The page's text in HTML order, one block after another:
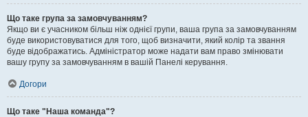
Що таке група за замовчуванням?
Якщо ви є учасником більш ніж однієї групи, ваша група за замовчуванням
буде використовуватися для того, щоб визначити, який колір та звання
буде відображатись. Адміністратор може надати вам право змінювати
вашу групу за замовчуванням в вашій Панелі керування.
Догори
Що таке "Наша команда"?